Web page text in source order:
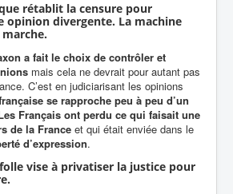
rétablit la censure pour
opinion divergente. La machine
a fait le choix de contrôler et
mais cela ne devrait pour autant pas
C’est en judiciarisant les opinions
se rapproche peu à peu d’un
Français ont perdu ce qui faisait une
de la France et qui était enviée dans le
d’expression.
vise à privatiser la justice pour